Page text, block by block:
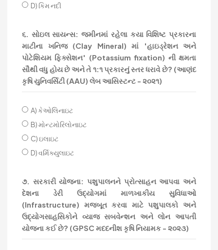
D) કિમ નદી
૬. સોઇલ સાયન્સ: જમીનમાં રહેલા કયા વિશિષ્ટ પ્રકારના
માટીના ખનિજ (Clay Mineral) માં 'હાઇડ્રેશન અને
પોટેશિયમ ફિક્સેશન' (Potassium fixation) ની ક્ષમતા
સૌથી વધુ હોય છે અને તે ૧:૧ પ્રકારનું સ્તર ધરાવે છે? (આણંદ
કૃષિ યુનિવર્સિટી (AAU) લેબ આસિસ્ટન્ટ - ૨૦૨૧)
A) કેઓલિનાઇટ
B) મોન્ટમોરિલોનાઇટ
C) ઇલાઇટ
D) વર્મિક્યુલાઇટ
૭. સરકારી યોજના: પશુપાલનને પ્રોત્સાહન આપવા અને
દેશના ડેરી ઉદ્યોગમાં માળખાકીય સુવિધાઓ
(Infrastructure) મજબૂત કરવા માટે પશુપાલકો અને
ઉદ્યોગસાહસિકોને વ્યાજ સબવેન્શન અને લોન આપતી
યોજના કઈ છે? (GPSC મદદનીશ કૃષિ નિયામક - ૨૦૨૩)